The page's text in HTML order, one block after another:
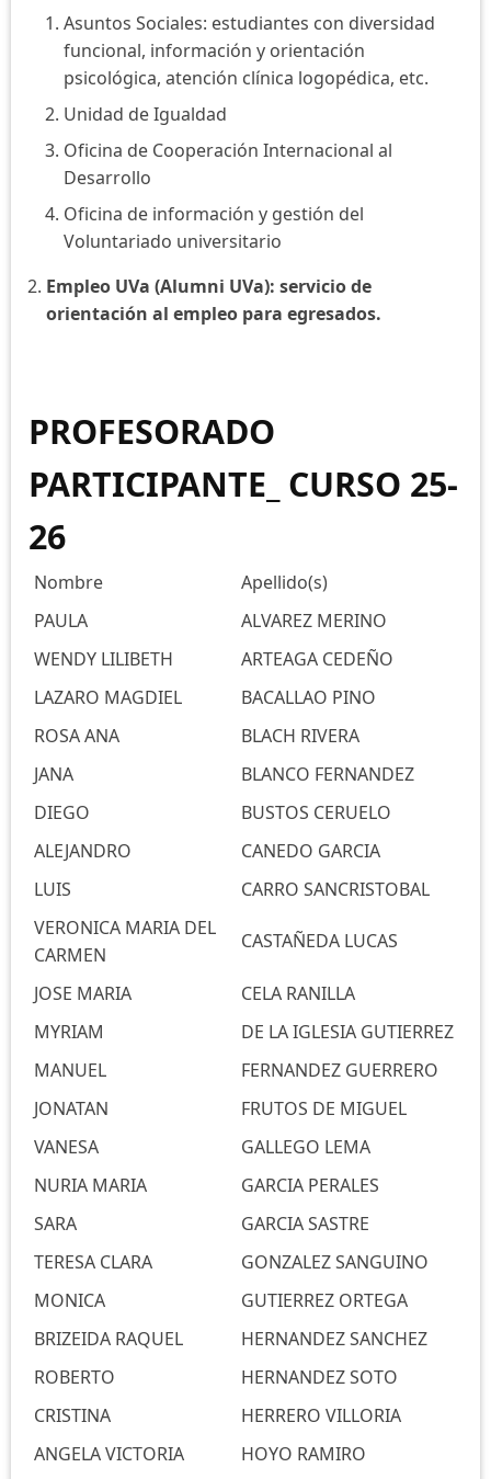
Asuntos Sociales: estudiantes con diversidad
funcional, información y orientación
psicológica, atención clínica logopédica, etc.
Unidad de Igualdad
Oficina de Cooperación Internacional al
Desarrollo
Oficina de información y gestión del
Voluntariado universitario
Empleo UVa (Alumni UVa): servicio de
orientación al empleo para egresados.
PROFESORADO
PARTICIPANTE_ CURSO 25-
26
Nombre
Apellido(s)
PAULA
ALVAREZ MERINO
WENDY LILIBETH
ARTEAGA CEDEÑO
LAZARO MAGDIEL
BACALLAO PINO
ROSA ANA
BLACH RIVERA
JANA
BLANCO FERNANDEZ
DIEGO
BUSTOS CERUELO
ALEJANDRO
CANEDO GARCIA
LUIS
CARRO SANCRISTOBAL
VERONICA MARIA DEL
CARMEN
CASTAÑEDA LUCAS
JOSE MARIA
CELA RANILLA
MYRIAM
DE LA IGLESIA GUTIERREZ
MANUEL
FERNANDEZ GUERRERO
JONATAN
FRUTOS DE MIGUEL
VANESA
GALLEGO LEMA
NURIA MARIA
GARCIA PERALES
SARA
GARCIA SASTRE
TERESA CLARA
GONZALEZ SANGUINO
MONICA
GUTIERREZ ORTEGA
BRIZEIDA RAQUEL
HERNANDEZ SANCHEZ
ROBERTO
HERNANDEZ SOTO
CRISTINA
HERRERO VILLORIA
ANGELA VICTORIA
HOYO RAMIRO